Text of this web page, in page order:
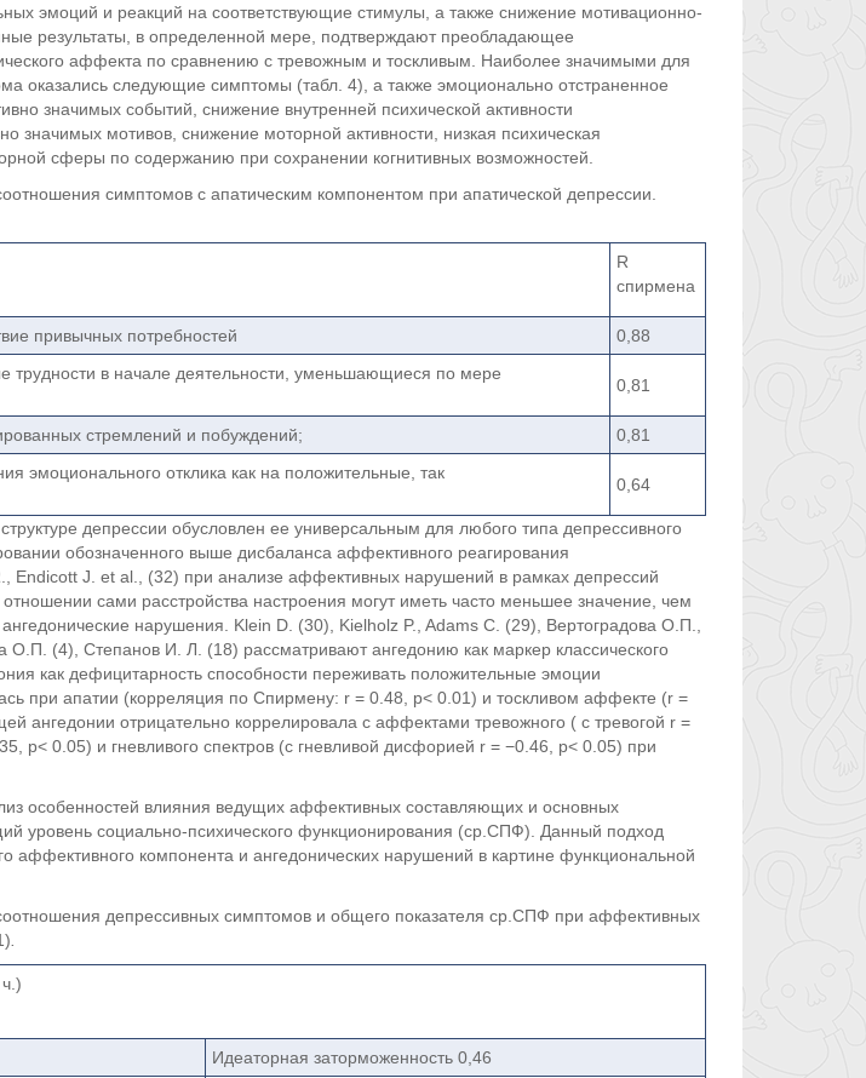
эмоций и реакций на соответствующие стимулы, а также снижение мотивационно-
результаты, в определенной мере, подтверждают преобладающее
аффекта по сравнению с тревожным и тоскливым. Наиболее значимыми для
оказались следующие симптомы (табл. 4), а также эмоционально отстраненное
значимых событий, снижение внутренней психической активности
значимых мотивов, снижение моторной активности, низкая психическая
сферы по содержанию при сохранении когнитивных возможностей.
симптомов с апатическим компонентом при апатической депрессии.
R
спирмена
привычных потребностей
0,88
трудности в начале деятельности, уменьшающиеся по мере
0,81
стремлений и побуждений;
0,81
эмоционального отклика как на положительные, так
0,64
депрессии обусловлен ее универсальным для любого типа депрессивного
обозначенного выше дисбаланса аффективного реагирования
Endicott J. et al., (32) при анализе аффективных нарушений в рамках депрессий
отношении сами расстройства настроения могут иметь часто меньшее значение, чем
нарушения. Klein D. (30), Kielholz P., Adams C. (29), Вертоградова О.П.,
О.П. (4), Степанов И. Л. (18) рассматривают ангедонию как маркер классического
как дефицитарность способности переживать положительные эмоции
при апатии (корреляция по Спирмену: r = 0.48, p< 0.01) и тоскливом аффекте (r =
ангедонии отрицательно коррелировала с аффектами тревожного ( с тревогой r =
p< 0.05) и гневливого спектров (с гневливой дисфорией r = −0.46, p< 0.05) при
особенностей влияния ведущих аффективных составляющих и основных
уровень социально-психического функционирования (ср.СПФ). Данный подход
аффективного компонента и ангедонических нарушений в картине функциональной
депрессивных симптомов и общего показателя ср.СПФ при аффективных
Идеаторная заторможенность 0,46